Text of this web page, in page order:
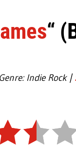
“
Indie Rock |